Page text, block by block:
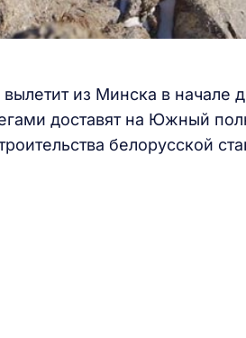
вылетит из Минска в
доставят на Южный
белорусской